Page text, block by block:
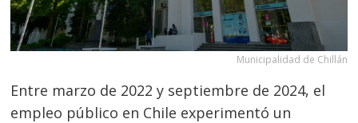
Municipalidad de Chillán
Entre marzo de 2022 y septiembre de 2024, el
empleo público en Chile experimentó un